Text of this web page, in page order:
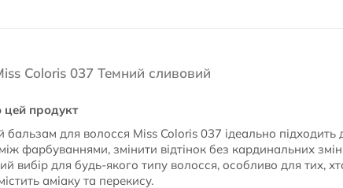
Coloris 037 Темний сливовий
цей продукт
бальзам для волосся Miss Coloris 037 ідеально підходить
фарбуваннями, змінити відтінок без кардинальних
вибір для будь-якого типу волосся, особливо для тих,
аміаку та перекису.